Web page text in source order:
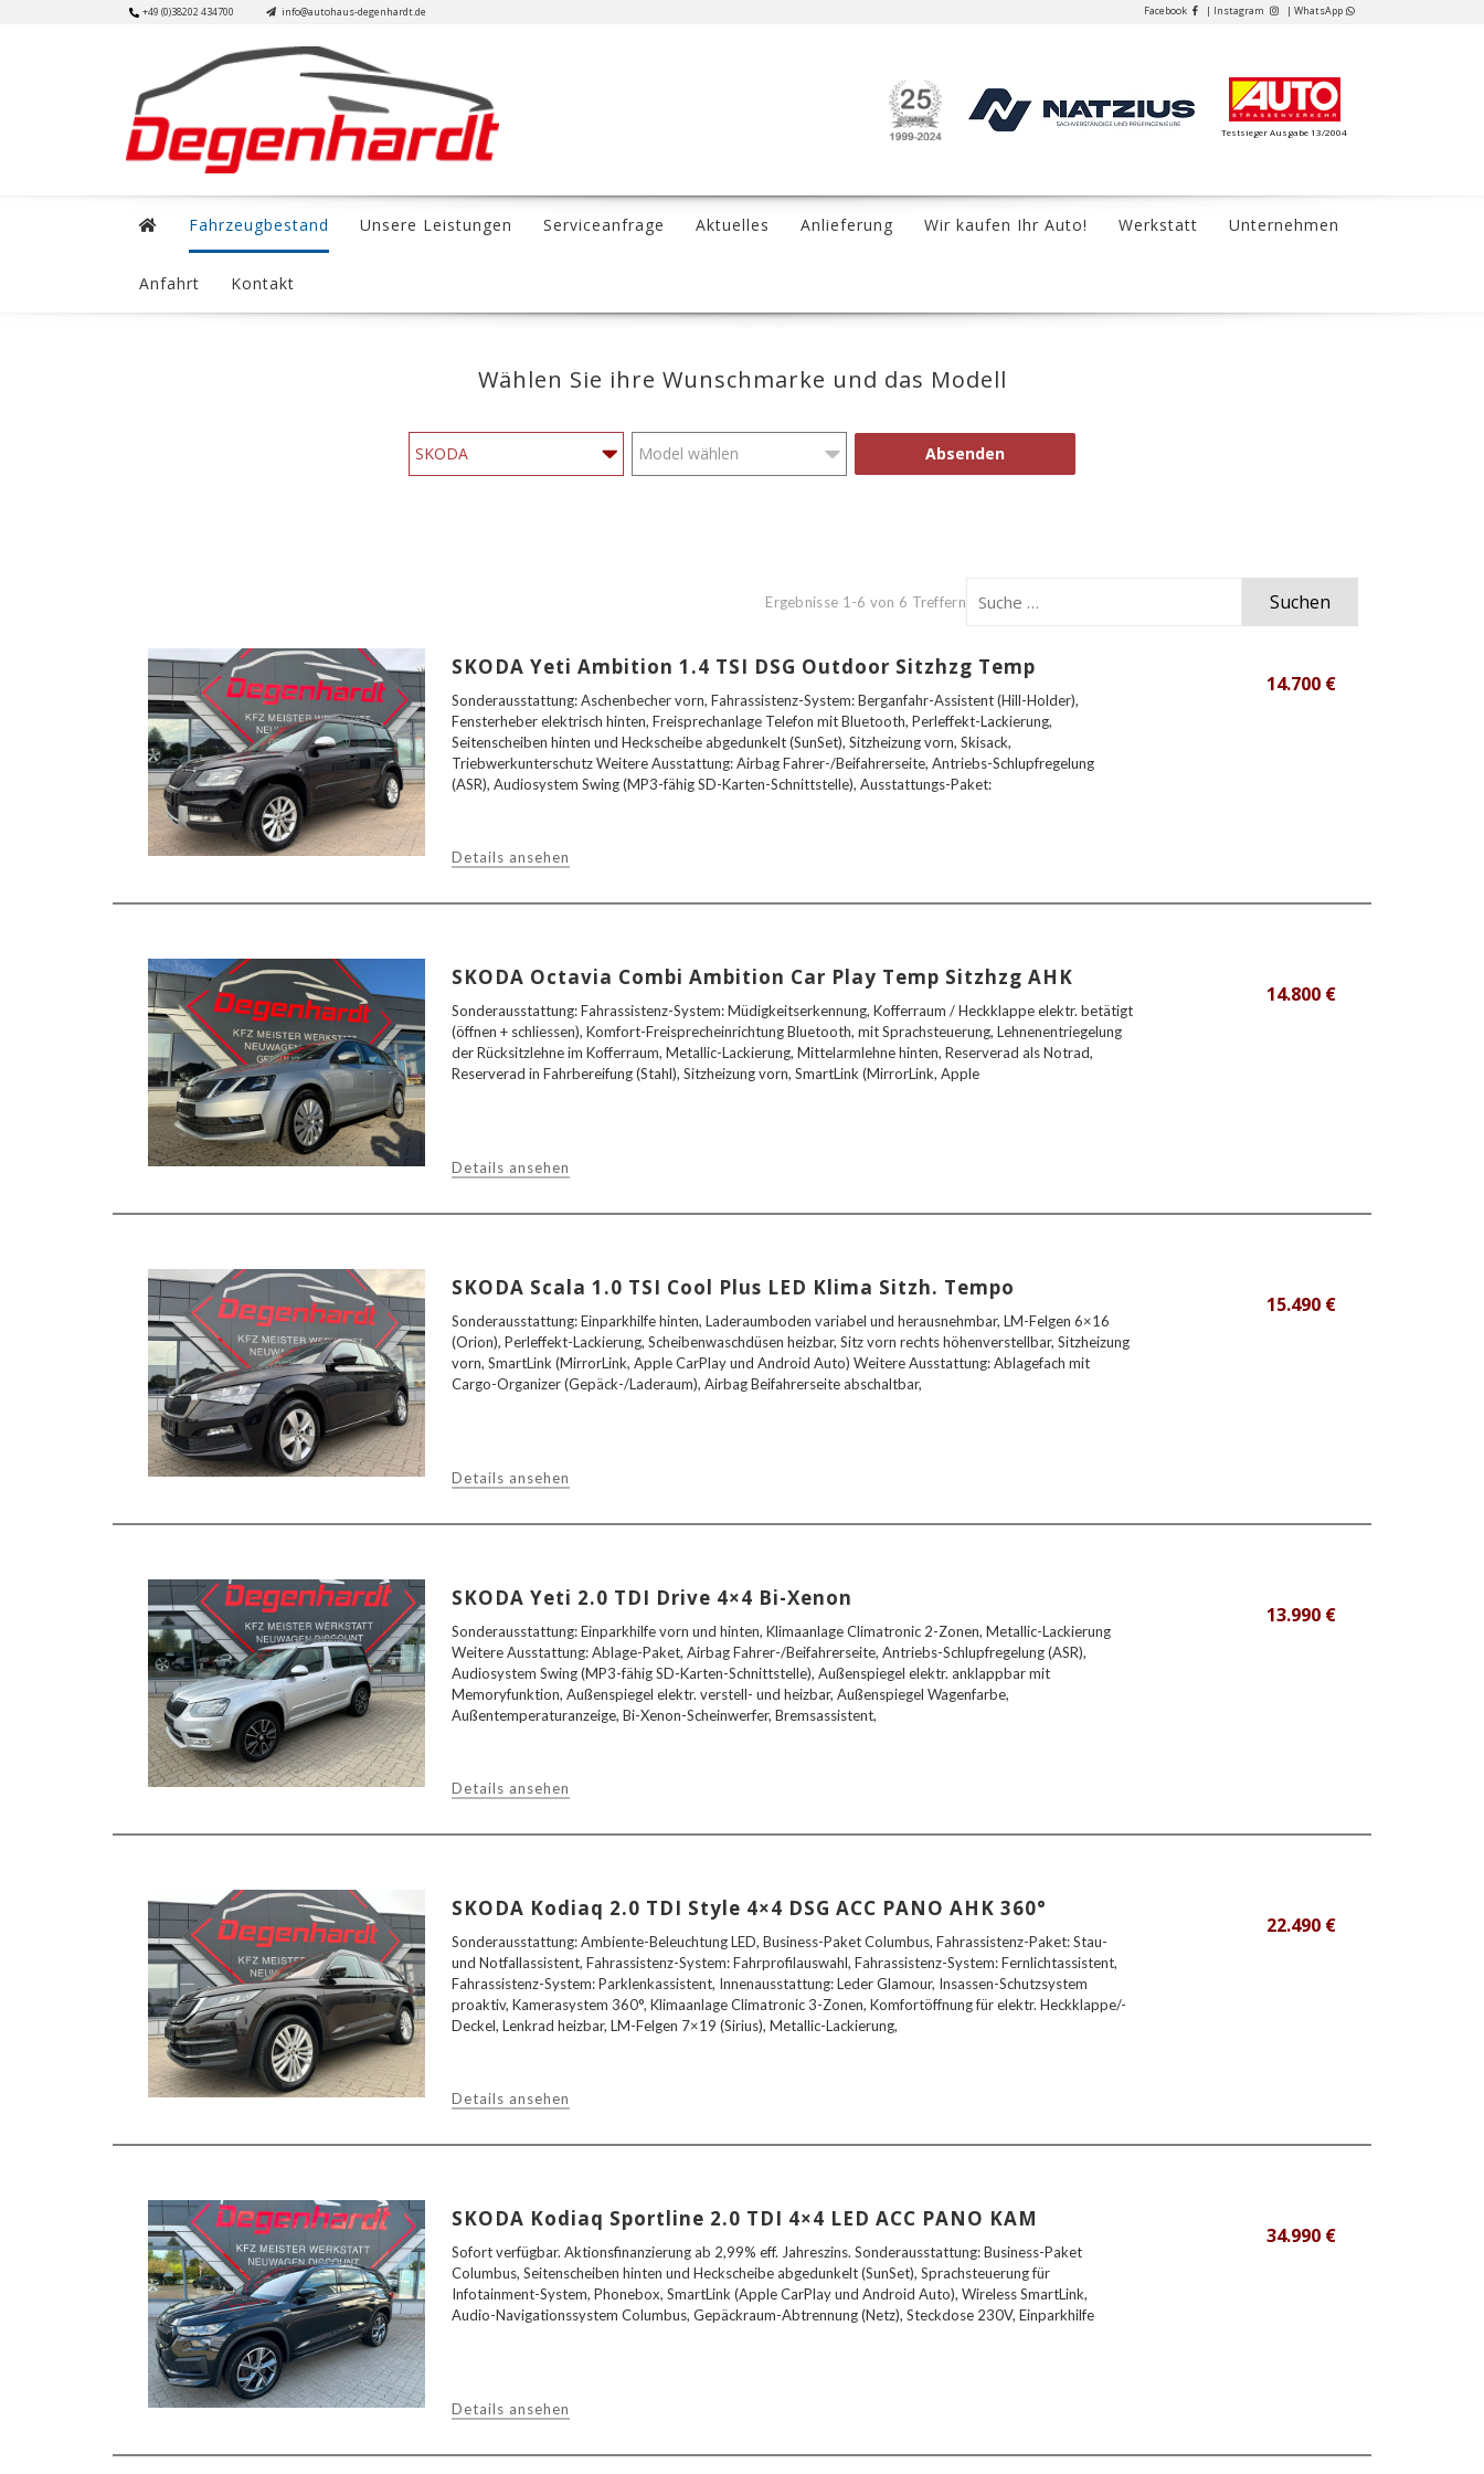
+49 (0)38202 434700 info@autohaus-degenhardt.de Facebook | Instagram | WhatsApp
Testsieger Ausgabe 13/2004
Fahrzeugbestand Unsere Leistungen Serviceanfrage Aktuelles Anlieferung Wir kaufen Ihr Auto! Werkstatt Unternehmen
Anfahrt Kontakt
Wählen Sie ihre Wunschmarke und das Modell
Absenden
Ergebnisse 1-6 von 6 Treffern Suchen
SKODA Yeti Ambition 1.4 TSI DSG Outdoor Sitzhzg Temp
Sonderausstattung: Aschenbecher vorn, Fahrassistenz-System: Berganfahr-Assistent (Hill-Holder),
Fensterheber elektrisch hinten, Freisprechanlage Telefon mit Bluetooth, Perleffekt-Lackierung,
Seitenscheiben hinten und Heckscheibe abgedunkelt (SunSet), Sitzheizung vorn, Skisack,
Triebwerkunterschutz Weitere Ausstattung: Airbag Fahrer-/Beifahrerseite, Antriebs-Schlupfregelung
(ASR), Audiosystem Swing (MP3-fähig SD-Karten-Schnittstelle), Ausstattungs-Paket:
Details ansehen
14.700 €
SKODA Octavia Combi Ambition Car Play Temp Sitzhzg AHK
Sonderausstattung: Fahrassistenz-System: Müdigkeitserkennung, Kofferraum / Heckklappe elektr. betätigt
(öffnen + schliessen), Komfort-Freisprecheinrichtung Bluetooth, mit Sprachsteuerung, Lehnenentriegelung
der Rücksitzlehne im Kofferraum, Metallic-Lackierung, Mittelarmlehne hinten, Reserverad als Notrad,
Reserverad in Fahrbereifung (Stahl), Sitzheizung vorn, SmartLink (MirrorLink, Apple
Details ansehen
14.800 €
SKODA Scala 1.0 TSI Cool Plus LED Klima Sitzh. Tempo
Sonderausstattung: Einparkhilfe hinten, Laderaumboden variabel und herausnehmbar, LM-Felgen 6×16
(Orion), Perleffekt-Lackierung, Scheibenwaschdüsen heizbar, Sitz vorn rechts höhenverstellbar, Sitzheizung
vorn, SmartLink (MirrorLink, Apple CarPlay und Android Auto) Weitere Ausstattung: Ablagefach mit
Cargo-Organizer (Gepäck-/Laderaum), Airbag Beifahrerseite abschaltbar,
Details ansehen
15.490 €
SKODA Yeti 2.0 TDI Drive 4×4 Bi-Xenon
Sonderausstattung: Einparkhilfe vorn und hinten, Klimaanlage Climatronic 2-Zonen, Metallic-Lackierung
Weitere Ausstattung: Ablage-Paket, Airbag Fahrer-/Beifahrerseite, Antriebs-Schlupfregelung (ASR),
Audiosystem Swing (MP3-fähig SD-Karten-Schnittstelle), Außenspiegel elektr. anklappbar mit
Memoryfunktion, Außenspiegel elektr. verstell- und heizbar, Außenspiegel Wagenfarbe,
Außentemperaturanzeige, Bi-Xenon-Scheinwerfer, Bremsassistent,
Details ansehen
13.990 €
SKODA Kodiaq 2.0 TDI Style 4×4 DSG ACC PANO AHK 360°
Sonderausstattung: Ambiente-Beleuchtung LED, Business-Paket Columbus, Fahrassistenz-Paket: Stau-
und Notfallassistent, Fahrassistenz-System: Fahrprofilauswahl, Fahrassistenz-System: Fernlichtassistent,
Fahrassistenz-System: Parklenkassistent, Innenausstattung: Leder Glamour, Insassen-Schutzsystem
proaktiv, Kamerasystem 360°, Klimaanlage Climatronic 3-Zonen, Komfortöffnung für elektr. Heckklappe/-
Deckel, Lenkrad heizbar, LM-Felgen 7×19 (Sirius), Metallic-Lackierung,
Details ansehen
22.490 €
SKODA Kodiaq Sportline 2.0 TDI 4×4 LED ACC PANO KAM
Sofort verfügbar. Aktionsfinanzierung ab 2,99% eff. Jahreszins. Sonderausstattung: Business-Paket
Columbus, Seitenscheiben hinten und Heckscheibe abgedunkelt (SunSet), Sprachsteuerung für
Infotainment-System, Phonebox, SmartLink (Apple CarPlay und Android Auto), Wireless SmartLink,
Audio-Navigationssystem Columbus, Gepäckraum-Abtrennung (Netz), Steckdose 230V, Einparkhilfe
Details ansehen
34.990 €